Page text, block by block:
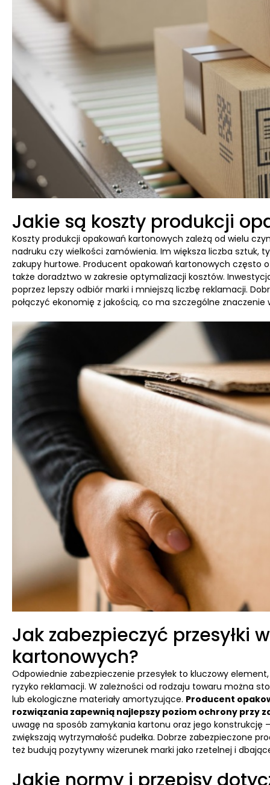
Jakie są koszty produkcji
Koszty produkcji opakowań kartonowych zależą od wielu
nadruku czy wielkości zamówienia. Im większa liczba
zakupy hurtowe. Producent opakowań kartonowych często
także doradztwo w zakresie optymalizacji kosztów.
poprzez lepszy odbiór marki i mniejszą liczbę reklamacji.
połączyć ekonomię z jakością, co ma szczególne
Jak zabezpieczyć przesyłki
kartonowych?
Odpowiednie zabezpieczenie przesyłek to kluczowy
ryzyko reklamacji. W zależności od rodzaju towaru można
lub ekologiczne materiały amortyzujące. Producent
rozwiązania zapewnią najlepszy poziom ochrony przy
uwagę na sposób zamykania kartonu oraz jego konstrukcję
zwiększają wytrzymałość pudełka. Dobrze zabezpieczone
też budują pozytywny wizerunek marki jako rzetelnej i